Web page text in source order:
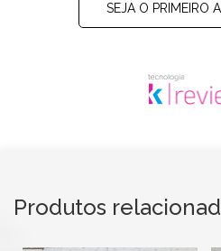
SEJA O PRIMEIRO
Produtos